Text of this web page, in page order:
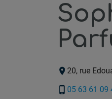
location_on 20, rue
phone_iphone 05 63 61 09